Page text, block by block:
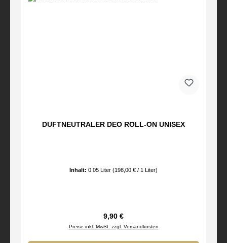
DUFTNEUTRALER DEO ROLL-ON UNISEX
Inhalt: 0.05 Liter (198,00 € / 1 Liter)
Regulärer Preis:
9,90 €
Preise inkl. MwSt. zzgl. Versandkosten